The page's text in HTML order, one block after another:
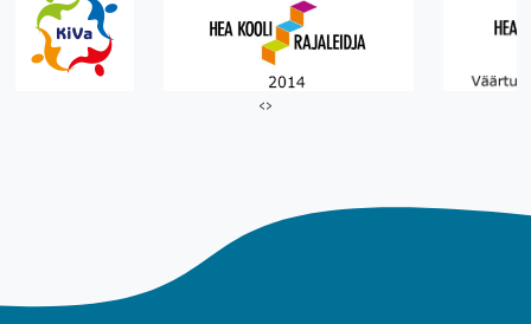
‹›